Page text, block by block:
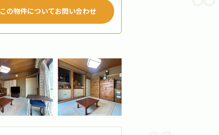
この物件についてお問い合わせ